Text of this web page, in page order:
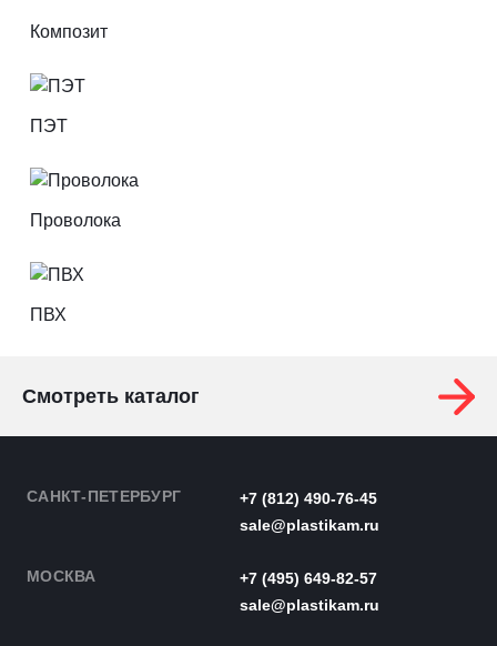
Композит
ПЭТ
Проволока
ПВХ
Смотреть каталог
САНКТ-ПЕТЕРБУРГ
+7 (812) 490-76-45
sale@plastikam.ru
МОСКВА
+7 (495) 649-82-57
sale@plastikam.ru